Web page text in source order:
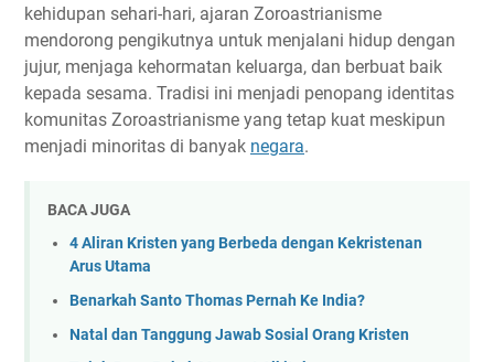
kehidupan sehari-hari, ajaran Zoroastrianisme
mendorong pengikutnya untuk menjalani hidup dengan
jujur, menjaga kehormatan keluarga, dan berbuat baik
kepada sesama. Tradisi ini menjadi penopang identitas
komunitas Zoroastrianisme yang tetap kuat meskipun
menjadi minoritas di banyak negara.
BACA JUGA
4 Aliran Kristen yang Berbeda dengan Kekristenan
Arus Utama
Benarkah Santo Thomas Pernah Ke India?
Natal dan Tanggung Jawab Sosial Orang Kristen